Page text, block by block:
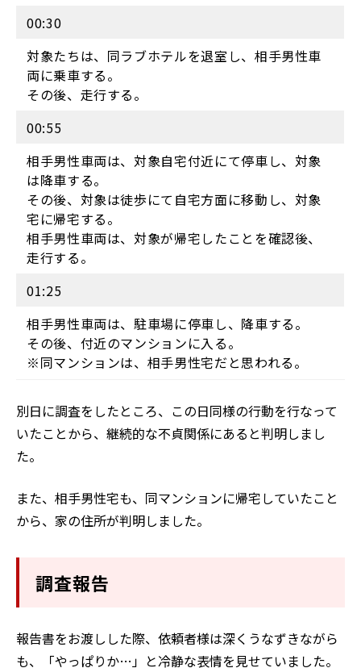
00:30
対象たちは、同ラブホテルを退室し、相手男性車
両に乗車する。
その後、走行する。
00:55
相手男性車両は、対象自宅付近にて停車し、対象
は降車する。
その後、対象は徒歩にて自宅方面に移動し、対象
宅に帰宅する。
相手男性車両は、対象が帰宅したことを確認後、
走行する。
01:25
相手男性車両は、駐車場に停車し、降車する。
その後、付近のマンションに入る。
※同マンションは、相手男性宅だと思われる。
別日に調査をしたところ、この日同様の行動を行なって
いたことから、継続的な不貞関係にあると判明しまし
た。
また、相手男性宅も、同マンションに帰宅していたこと
から、家の住所が判明しました。
調査報告
報告書をお渡しした際、依頼者様は深くうなずきながら
も、「やっぱりか…」と冷静な表情を見せていました。